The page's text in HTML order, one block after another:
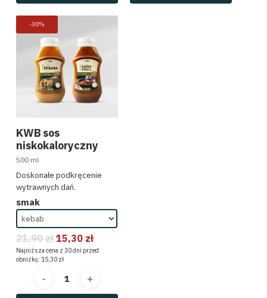
-30%
KWB sos
niskokaloryczny
500 ml
Doskonałe podkręcenie
wytrawnych dań.
21,90zł 15,30 zł
smak
Najniższa cena z 30 dni przed
obniżką: 15,30 zł